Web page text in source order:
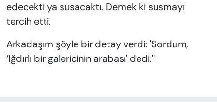
edecekti ya susacaktı. Demek ki susmayı
tercih etti.
Arkadaşım şöyle bir detay verdi: 'Sordum,
‘Iğdırlı bir galericinin arabası' dedi.'"